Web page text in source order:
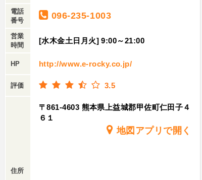
電話
番号
096-235-1003
営業
時間
[水木金土日月火] 9:00～21:00
HP http://www.e-rocky.co.jp/
評価 3.5
住所
〒861-4603 熊本県上益城郡甲佐町仁田子４
６１
地図アプリで開く